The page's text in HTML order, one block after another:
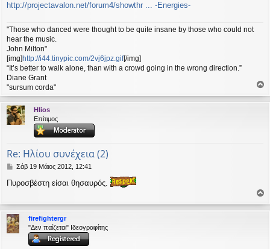
http://projectavalon.net/forum4/showthr ... -Energies-
"Those who danced were thought to be quite insane by those who could not
hear the music.
John Milton"
[img]http://i44.tinypic.com/2vj6jpz.gif[/img]
“It’s better to walk alone, than with a crowd going in the wrong direction.”
Diane Grant
"sursum corda"
ρ
Hlios
Επίτιμος
Re: Ηλίου συνέχεια (2)
Δ
μ
ί
ε
υ
Σάβ 19 Μάιος 2012, 12:41
Πυροσβέστη είσαι θησαυρός.
ρ
firefightergr
"Δεν παίζεται" Ιδεογραφίτης